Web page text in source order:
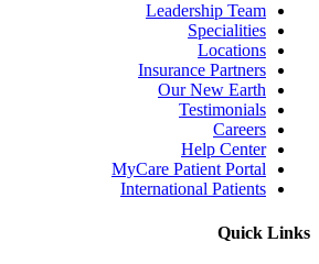
Leadership Team
Specialities
Locations
Insurance Partners
Our New Earth
Testimonials
Careers
Help Center
MyCare Patient Portal
International Patients
Quick Links